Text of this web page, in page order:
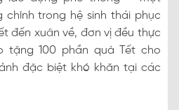
trong hệ sinh thái phục
đến xuân về, đơn vị đều thực
tặng 100 phần quà Tết cho
đặc biệt khó khăn tại các